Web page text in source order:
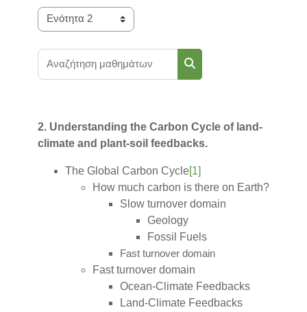
Κατηγορίες μαθημάτων
Αναζήτηση μαθημάτων
Αναζήτηση μαθημάτων
2. Understanding the Carbon Cycle of land-
climate and plant-soil feedbacks.
The Global Carbon Cycle[1]
How much carbon is there on Earth?
Slow turnover domain
Geology
Fossil Fuels
Fast turnover domain
Fast turnover domain
Ocean-Climate Feedbacks
Land-Climate Feedbacks